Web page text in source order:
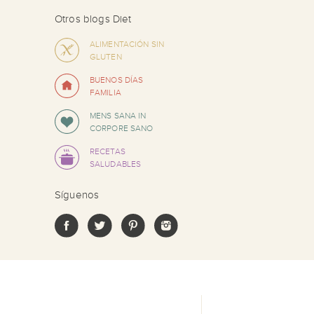
Otros blogs Diet
ALIMENTACIÓN SIN
GLUTEN
BUENOS DÍAS
FAMILIA
MENS SANA IN
CORPORE SANO
RECETAS
SALUDABLES
Síguenos